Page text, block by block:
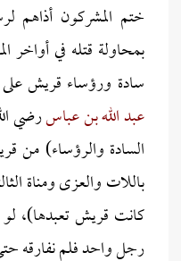
ختم المشركون أذاهم
بمحاولة قتله في أواخر
سادة ورؤساء قريش
عبد الله بن عباسرضي
السادة والرؤساء) من
باللات والعزى ومناة
كانت قريش تعبدها)، لو
رجل واحد فلم نفارقه